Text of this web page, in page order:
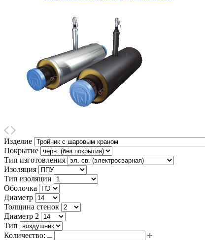
Изделие
Покрытие
Тип изготовления
Изоляция
Тип изоляции
Оболочка
Диаметр
Толщина стенок
Диаметр 2
Тип
Количество: